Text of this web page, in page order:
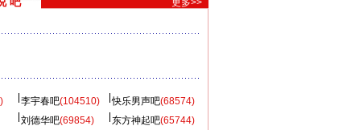
更多>>
李宇春吧(104510) 快乐男声吧(68574)
刘德华吧(69854) 东方神起吧(65744)